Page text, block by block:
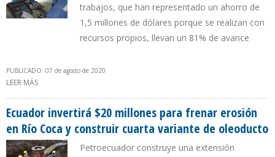
trabajos, que han representado un ahorro de
1,5 millones de dólares porque se realizan con
recursos propios, llevan un 81% de avance
PUBLICADO: 07 de agosto de 2020
LEER MÁS
ESMERALDAS
Ecuador invertirá $20 millones para frenar erosión
en Río Coca y construir cuarta variante de oleoducto
Petroecuador construye una extensión